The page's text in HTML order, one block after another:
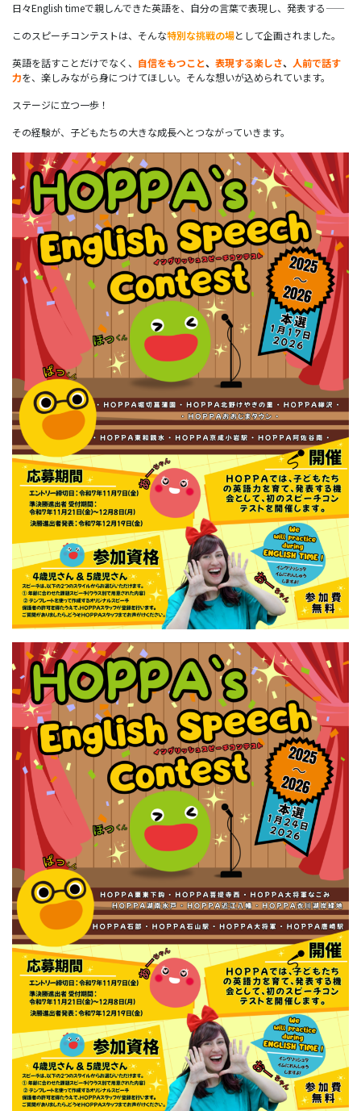
日々English timeで親しんできた英語を、自分の言葉で表現し、発表する――
このスピーチコンテストは、そんな特別な挑戦の場として企画されました。
英語を話すことだけでなく、 自信をもつこと、 表現する楽しさ、 人前で話す
力を、楽しみながら身につけてほしい。そんな想いが込められています。
ステージに立つ一歩！
その経験が、子どもたちの大きな成長へとつながっていきます。